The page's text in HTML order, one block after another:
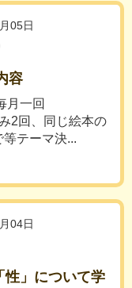
05日
容
一回
同じ絵本の
テーマ決...
04日
性」について学